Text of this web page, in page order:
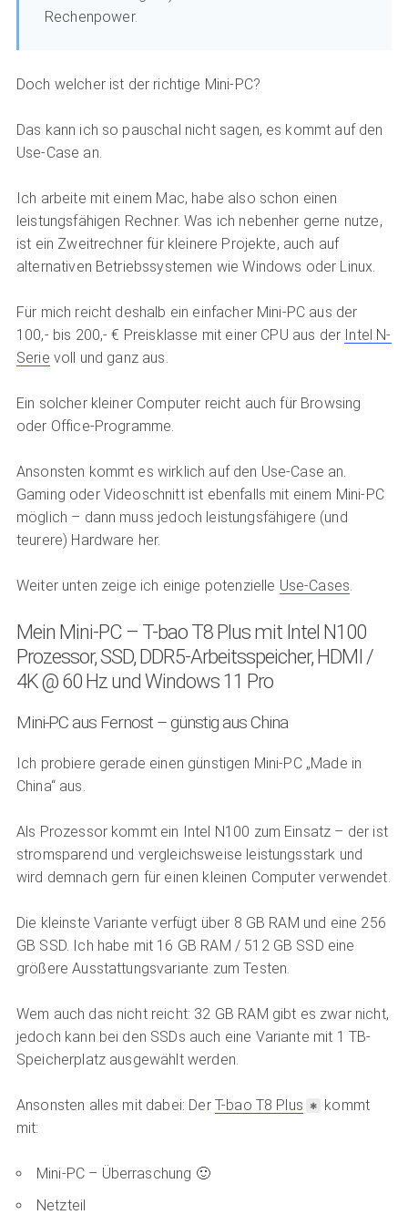
Rechenpower.
Doch welcher ist der richtige Mini-PC?
Das kann ich so pauschal nicht sagen, es kommt auf den
Use-Case an.
Ich arbeite mit einem Mac, habe also schon einen
leistungsfähigen Rechner. Was ich nebenher gerne nutze,
ist ein Zweitrechner für kleinere Projekte, auch auf
alternativen Betriebssystemen wie Windows oder Linux.
Für mich reicht deshalb ein einfacher Mini-PC aus der
100,- bis 200,- € Preisklasse mit einer CPU aus der Intel N-
Serie voll und ganz aus.
Ein solcher kleiner Computer reicht auch für Browsing
oder Office-Programme.
Ansonsten kommt es wirklich auf den Use-Case an.
Gaming oder Videoschnitt ist ebenfalls mit einem Mini-PC
möglich – dann muss jedoch leistungsfähigere (und
teurere) Hardware her.
Weiter unten zeige ich einige potenzielle Use-Cases
Mein Mini-PC – T-bao T8 Plus mit Intel N100
Prozessor, SSD, DDR5-Arbeitsspeicher, HDMI /
4K @ 60 Hz und Windows 11 Pro
Mini-PC aus Fernost – günstig aus China
Ich probiere gerade einen günstigen Mini-PC „Made in
China“ aus.
Als Prozessor kommt ein Intel N100 zum Einsatz – der ist
stromsparend und vergleichsweise leistungsstark und
wird demnach gern für einen kleinen Computer verwendet.
Die kleinste Variante verfügt über 8 GB RAM und eine 256
GB SSD. Ich habe mit 16 GB RAM / 512 GB SSD eine
größere Ausstattungsvariante zum Testen.
Wem auch das nicht reicht: 32 GB RAM gibt es zwar nicht,
jedoch kann bei den SSDs auch eine Variante mit 1 TB-
Speicherplatz ausgewählt werden.
Ansonsten alles mit dabei: Der T-bao T8 Plus
kommt
mit:
Mini-PC – Überraschung 🙂
Netzteil